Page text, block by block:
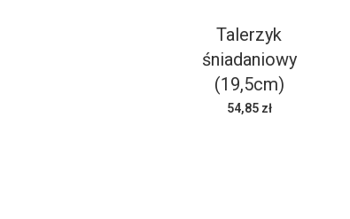
Talerzyk
śniadaniowy
(19,5cm)
54,85 zł